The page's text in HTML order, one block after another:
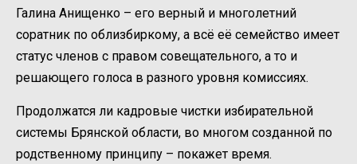
Галина Анищенко – его верный и многолетний
соратник по облизбиркому, а всё её семейство имеет
статус членов с правом совещательного, а то и
решающего голоса в разного уровня комиссиях.
Продолжатся ли кадровые чистки избирательной
системы Брянской области, во многом созданной по
родственному принципу – покажет время.